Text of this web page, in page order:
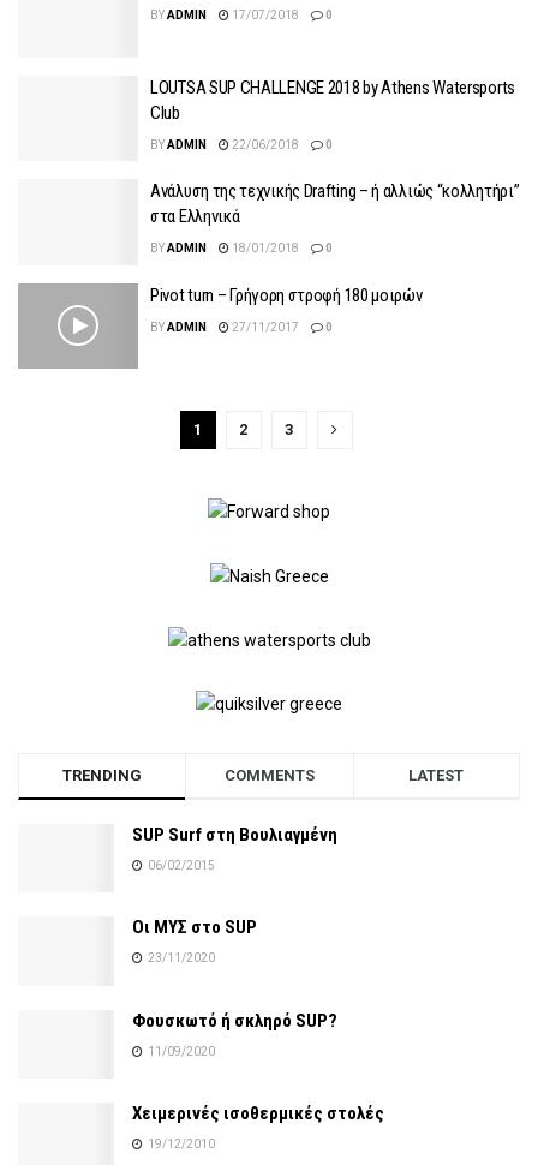
BYADMIN 17/07/2018 0
LOUTSA SUP CHALLENGE 2018 by Athens Watersports
Club
BYADMIN 22/06/2018 0
Ανάλυση της τεχνικής Drafting – ή αλλιώς “κολλητήρι”
στα Ελληνικά
BYADMIN 18/01/2018 0
Pivot turn – Γρήγορη στροφή 180 μοιρών
BYADMIN 27/11/2017 0
1 2 3
TRENDING COMMENTS LATEST
SUP Surf στη Βουλιαγμένη
06/02/2015
Οι ΜΥΣ στο SUP
23/11/2020
Φουσκωτό ή σκληρό SUP?
11/09/2020
Χειμερινές ισοθερμικές στολές
19/12/2010